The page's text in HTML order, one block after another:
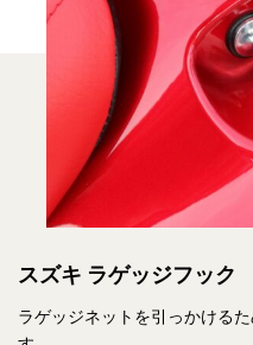
スズキ ラゲッジフック
ラゲッジネットを引っかける